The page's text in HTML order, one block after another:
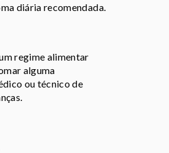
diária recomendada.
regime alimentar
alguma
ou técnico de